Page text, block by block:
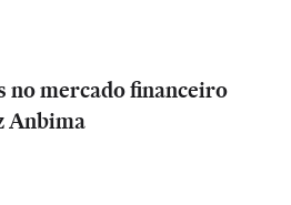
no mercado financeiro
Anbima